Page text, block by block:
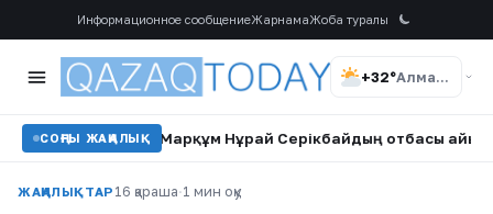
Информационное сообщениеЖарнамаЖоба туралы
+32° Алматы
СОҢҒЫ ЖАҢАЛЫҚ
• Марқұм Нұрай Серікбайдың отбасы айыпталушыдан
ЖАҢАЛЫҚТАР 16 қараша·1 мин оқу